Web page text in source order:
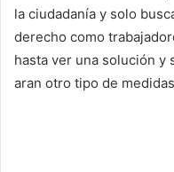
la ciudadanía y solo
derecho como
hasta ver una solución y
aran otro tipo de